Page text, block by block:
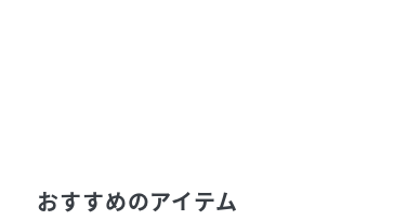
おすすめのアイテム